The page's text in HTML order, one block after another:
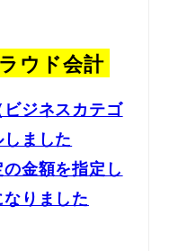
ウド会計
ビジネスカテゴ
ました
の金額を指定し
りました